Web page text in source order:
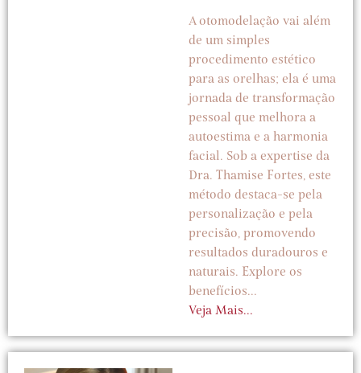
A otomodelação vai além
de um simples
procedimento estético
para as orelhas; ela é uma
jornada de transformação
pessoal que melhora a
autoestima e a harmonia
facial. Sob a expertise da
Dra. Thamise Fortes, este
método destaca-se pela
personalização e pela
precisão, promovendo
resultados duradouros e
naturais. Explore os
benefícios...
Veja Mais...